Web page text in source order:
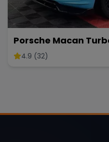
Porsche Macan
Sportabgasanlage
4.9 (32)